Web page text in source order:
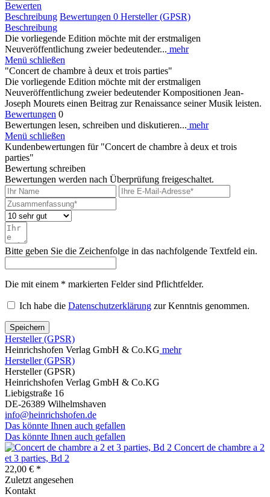
Bewerten
Beschreibung Bewertungen 0 Hersteller (GPSR)
Beschreibung
Die vorliegende Edition möchte mit der erstmaligen
Neuveröffentlichung zweier bedeutender... mehr
Menü schließen
"Concert de chambre à deux et trois parties"
Die vorliegende Edition möchte mit der erstmaligen
Neuveröffentlichung zweier bedeutender Kompositionen Jean-
Joseph Mourets einen Beitrag zur Renaissance seiner Musik leisten.
Bewertungen 0
Bewertungen lesen, schreiben und diskutieren... mehr
Menü schließen
Kundenbewertungen für "Concert de chambre à deux et trois
parties"
Bewertung schreiben
Bewertungen werden nach Überprüfung freigeschaltet.
Bitte geben Sie die Zeichenfolge in das nachfolgende Textfeld ein.
Die mit einem * markierten Felder sind Pflichtfelder.
Ich habe die Datenschutzerklärung zur Kenntnis genommen.
Speichern
Hersteller (GPSR)
Heinrichshofen Verlag GmbH & Co.KG mehr
Hersteller (GPSR)
Hersteller (GPSR)
Heinrichshofen Verlag GmbH & Co.KG
Liebigstraße 16
DE-26389 Wilhelmshaven
info@heinrichshofen.de
Das könnte Ihnen auch gefallen
Das könnte Ihnen auch gefallen
Concert de chambre a 2
et 3 parties, Bd 2
22,00 € *
Zuletzt angesehen
Kontakt